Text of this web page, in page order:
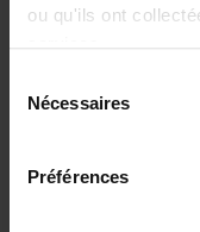
ou qu'ils ont
Nécessaires
Préférences